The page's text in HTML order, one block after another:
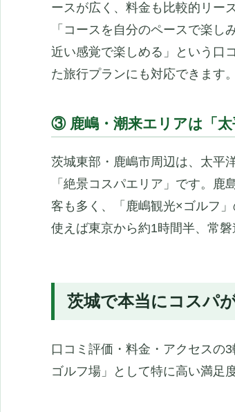
ースが広く、料金も比較的リー
「コースを自分のペースで楽
近い感覚で楽しめる」という口
た旅行プランにも対応できます。
③ 鹿嶋・潮来エリアは「太
茨城東部・鹿嶋市周辺は、太平
「絶景コスパエリア」です。
客も多く、「鹿嶋観光×ゴルフ
使えば東京から約1時間半、常
茨城で本当にコスパ
口コミ評価・料金・アクセスの
ゴルフ場」として特に高い満足